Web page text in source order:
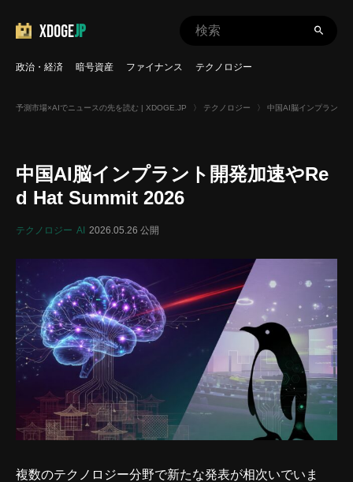
XDOGEJP
政治・経済 暗号資産 ファイナンス テクノロジー
予測市場×AIでニュースの先を読む | XDOGE.JP 〉 テクノロジー 〉 中国AI脳インプラント
中国AI脳インプラント開発加速やRe
d Hat Summit 2026
テクノロジー AI 2026.05.26 公開
複数のテクノロジー分野で新たな発表が相次いでいま